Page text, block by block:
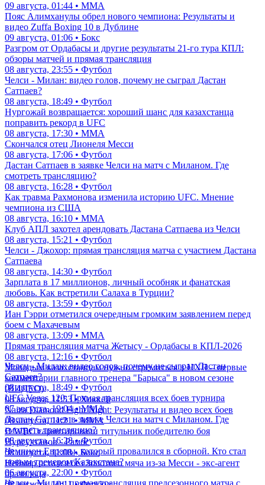
09 августа, 01:44 • ММА
Пояс Алимханулы обрел нового чемпиона: Результаты и
видео Zuffa Boxing 10 в Дублине
09 августа, 01:06 • Бокс
Разгром от Ордабасы и другие результаты 21-го тура КПЛ:
обзоры матчей и прямая трансляция
08 августа, 23:55 • Футбол
Челси - Милан: видео голов, почему не сыграл Дастан
Сатпаев?
08 августа, 18:49 • Футбол
Нургожай возвращается: хороший шанс для казахстанца
поправить рекорд в UFC
08 августа, 17:30 • ММА
Скончался отец Лионеля Месси
08 августа, 17:06 • Футбол
Дастан Сатпаев в заявке Челси на матч с Миланом. Где
смотреть трансляцию?
08 августа, 16:28 • Футбол
Как травма Рахмонова изменила историю UFC. Мнение
чемпиона из США
08 августа, 16:10 • ММА
Клуб АПЛ захотел арендовать Дастана Сатпаева из Челси
08 августа, 15:21 • Футбол
Челси - Джохор: прямая трансляция матча с участием Дастана
Сатпаева
08 августа, 14:30 • Футбол
Зарплата в 17 миллионов, личный особняк и фанатская
любовь. Как встретили Салаха в Турции?
08 августа, 13:59 • Футбол
Иан Гэрри отметился очередным громким заявлением перед
боем с Махачевым
08 августа, 13:09 • ММА
Прямая трансляция матча Жетысу - Ордабасы в КПЛ-2026
08 августа, 12:16 • Футбол
Молодым казахстанцам нужно стремиться в НХЛ – первые
комментарии главного тренера "Барыса" в новом сезоне
(ВИДЕО)
08 августа, 11:53 • Хоккей
Naiza Diamond Fight Night: Результаты и видео всех боев
08 августа, 11:21 • ММА
В WBC гарантировали титульник победителю боя
Нурсултанов - Рамос
08 августа, 11:08 • Бокс
Неймар остался без Золотого мяча из-за Месси - экс-агент
бразильца
Челси - Милан: видео голов, почему не сыграл Дастан
Сатпаев?
08 августа, 18:49 • Футбол
UFC Vegas 120: Прямая трансляция всех боев турнира
07 августа, 19:04 • ММА
Дастан Сатпаев в заявке Челси на матч с Миланом. Где
смотреть трансляцию?
08 августа, 16:28 • Футбол
Чемпион Европы, который провалился в сборной. Кто стал
новым тренером Казахстана?
06 августа, 22:00 • Футбол